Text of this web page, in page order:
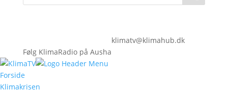
Følg KlimaRadio på Ausha
klimatv@klimahub.dk
Forside
Klimakrisen